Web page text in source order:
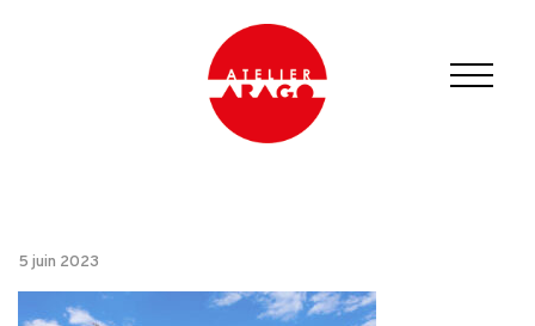
5 juin 2023